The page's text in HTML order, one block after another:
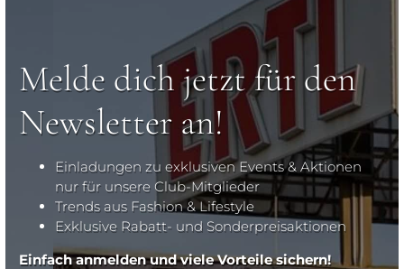
Melde dich jetzt für den
Newsletter an!
Einladungen zu exklusiven Events & Aktionen
nur für unsere Club-Mitglieder
Trends aus Fashion & Lifestyle
Exklusive Rabatt- und Sonderpreisaktionen
Einfach anmelden und viele Vorteile sichern!